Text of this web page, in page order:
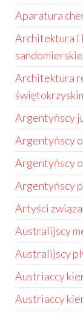
Aparatura
Architektura I
Architektura
Argentyńscy
Argentyńscy
Argentyńscy
Argentyńscy
Artyści
Australijscy
Australijscy
Austriaccy
Austriaccy